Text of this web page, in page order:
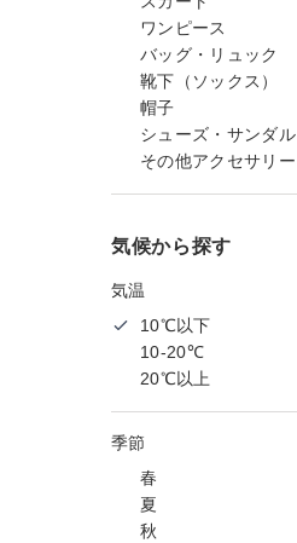
ワンピース
バッグ・リュック
靴下（ソックス）
帽子
シューズ・サンダル
その他アクセサリー
気候から探す
気温
10℃以下
10-20℃
20℃以上
季節
春
夏
秋